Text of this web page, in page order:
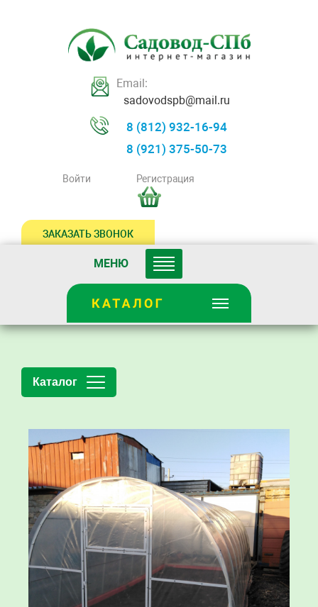
Email:
sadovodspb@mail.ru
8 (812) 932-16-94
8 (921) 375-50-73
Войти Регистрация
ЗАКАЗАТЬ ЗВОНОК
МЕНЮ
Каталог